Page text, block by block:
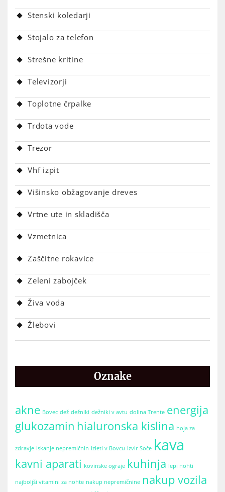
Stenski koledarji
Stojalo za telefon
Strešne kritine
Televizorji
Toplotne črpalke
Trdota vode
Trezor
Vhf izpit
Višinsko obžagovanje dreves
Vrtne ute in skladišča
Vzmetnica
Zaščitne rokavice
Zeleni zabojček
Živa voda
Žlebovi
Oznake
akne Bovec dež dežniki dežniki v avtu dolina Trente energija
glukozamin hialuronska kislina hoja za
zdravje iskanje nepremičnin izleti v Bovcu izvir Soče kava
kavni aparati kovinske ograje kuhinja lepi nohti
najboljši vitamini za nohte nakup nepremičnine nakup vozila